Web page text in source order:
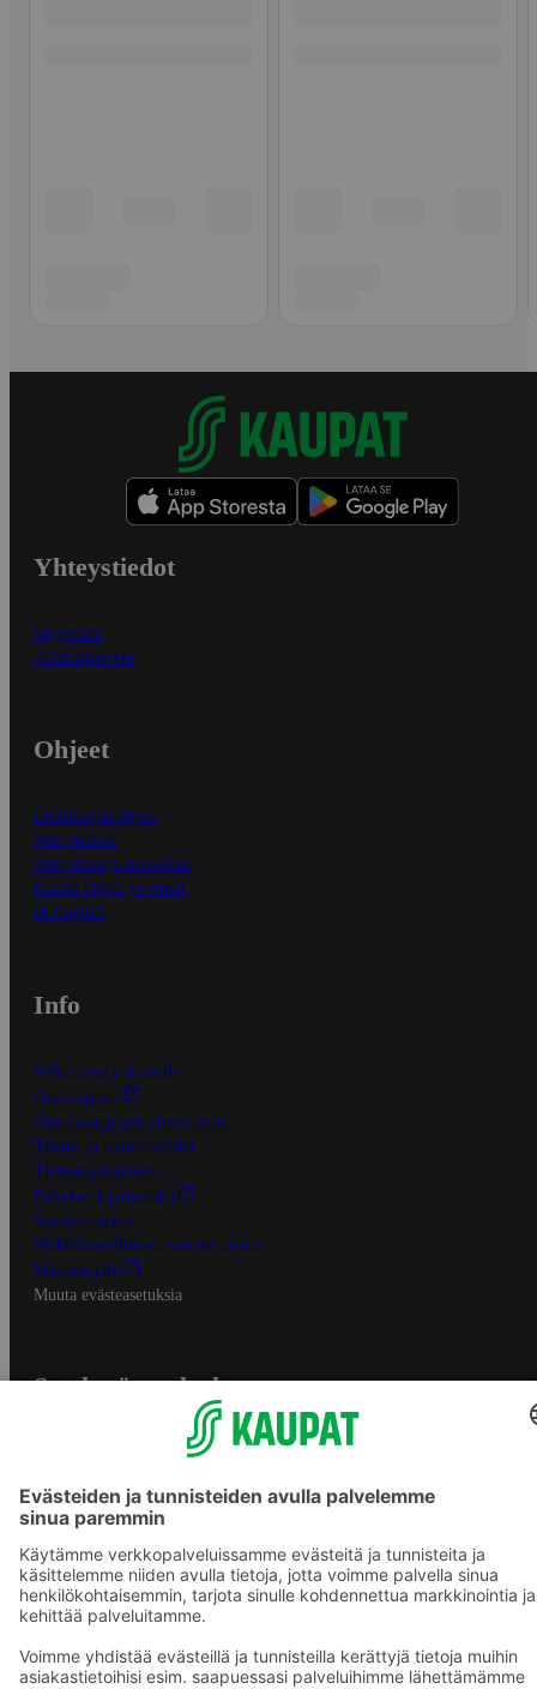
Yhteystiedot
Myymälät
Asiakaspalvelu
Ohjeet
Ensitilaajan ohjeet
Näin maksat
Näin tilaat ja muokkaat
Kaikki ohjeet ja vinkit
In English
Info
S-Business yrityksille
Oiva-raportit
Osuuskauppojen yhteystiedot
Tilaus- ja toimitusehdot
Tietosuojakäytäntö
Palvelun käyttöehdot
Saavutettavuus
Mobiilisovelluksen saavutettavuus
Mainostajalle
Muuta evästeasetuksia
S-ryhmän palvelut
Yhteishyvä Ruoka -sovellus
S-ostoslista -sovellus
Prisma.fi
Sokos.fi
S-Pankki
Sokos Hotels